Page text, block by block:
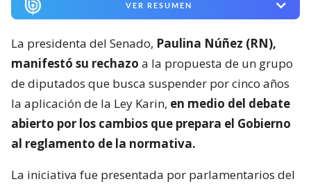
VER RESUMEN
La presidenta del Senado, Paulina Núñez (RN),
manifestó su rechazo a la propuesta de un grupo
de diputados que busca suspender por cinco años
la aplicación de la Ley Karin, en medio del debate
abierto por los cambios que prepara el Gobierno
al reglamento de la normativa.
La iniciativa fue presentada por parlamentarios del